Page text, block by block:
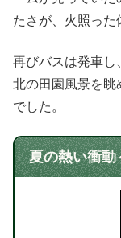
たさが、火照った
再びバスは発車し
北の田園風景を眺
でした。
夏の熱い衝動